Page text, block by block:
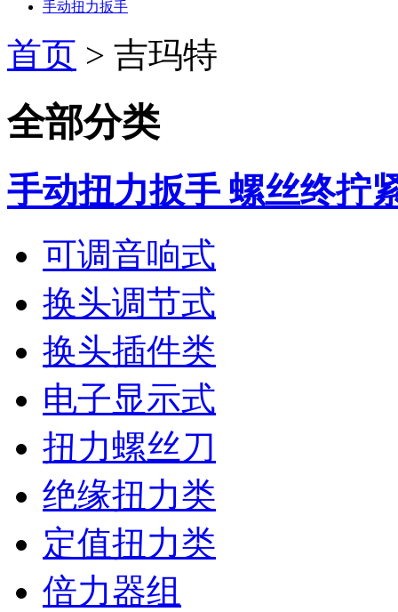
手动扭力扳手
首页 > 吉玛特
全部分类
手动扭力扳手 螺丝终拧
可调音响式
换头调节式
换头插件类
电子显示式
扭力螺丝刀
绝缘扭力类
定值扭力类
倍力器组